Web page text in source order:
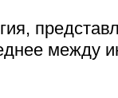
между